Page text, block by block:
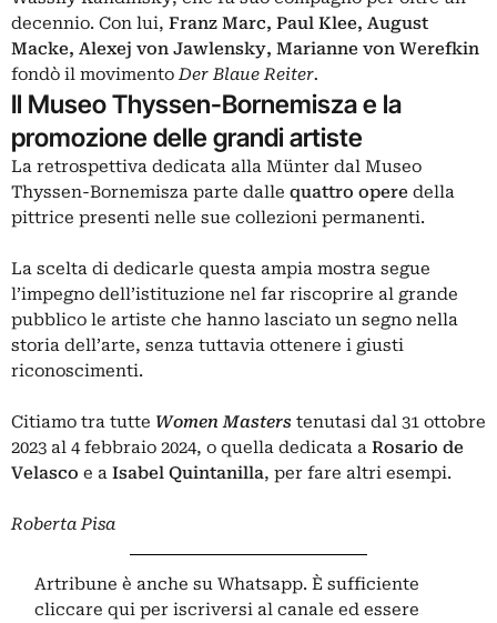
decennio. Con lui, Franz Marc, Paul Klee, August
Macke, Alexej von Jawlensky, Marianne von Werefkin
fondò il movimento Der Blaue Reiter.
Il Museo Thyssen-Bornemisza e la
promozione delle grandi artiste
La retrospettiva dedicata alla Münter dal Museo
Thyssen-Bornemisza parte dalle quattro opere della
pittrice presenti nelle sue collezioni permanenti.
La scelta di dedicarle questa ampia mostra segue
l’impegno dell’istituzione nel far riscoprire al grande
pubblico le artiste che hanno lasciato un segno nella
storia dell’arte, senza tuttavia ottenere i giusti
riconoscimenti.
Citiamo tra tutte Women Masters tenutasi dal 31 ottobre
2023 al 4 febbraio 2024, o quella dedicata a Rosario de
Velasco e a Isabel Quintanilla, per fare altri esempi.
Roberta Pisa
Artribune è anche su Whatsapp. È sufficiente
cliccare qui per iscriversi al canale ed essere